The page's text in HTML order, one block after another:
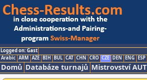
Logged on: Gast
Arabic ARM AZE BIH BUL CAT CHN CRO CZE DEN ENG ESP
Domů Databáze turnajů Mistrovství AUT